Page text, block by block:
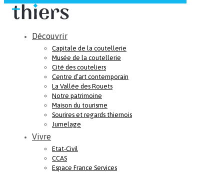
Découvrir
Capitale de la coutellerie
Musée de la coutellerie
Cité des couteliers
Centre d’art contemporain
La Vallée des Rouets
Notre patrimoine
Maison du tourisme
Sourires et regards thiernois
Jumelage
Vivre
Etat-Civil
CCAS
Espace France Services